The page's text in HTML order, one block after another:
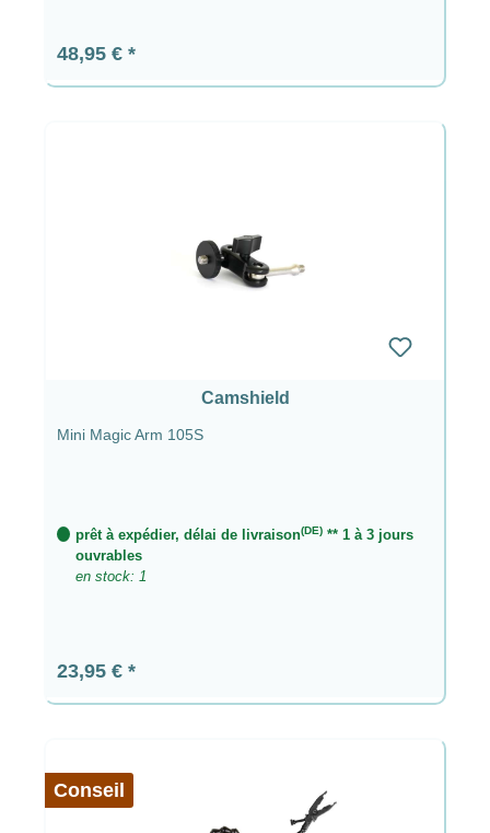
Prix régulier :
48,95 €
Camshield
Mini Magic Arm 105S
prêt à expédier, délai de livraison(DE) ** 1 à 3 jours
ouvrables
en stock: 1
Prix régulier :
23,95 €
Conseil